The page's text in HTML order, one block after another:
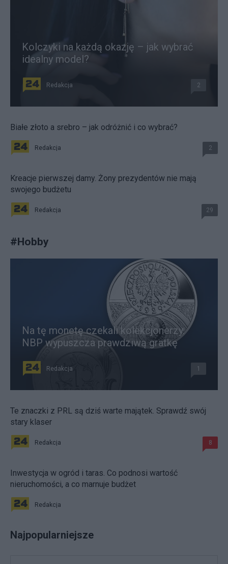
Kolczyki na każdą okazję – jak wybrać
idealny model?
Redakcja 2
Białe złoto a srebro – jak odróżnić i co wybrać?
Redakcja 2
Kreacje pierwszej damy. Żony prezydentów nie mają
swojego budżetu
Redakcja 29
#Hobby
Na tę monetę czekali kolekcjonerzy.
NBP wypuszcza prawdziwą gratkę
Redakcja 1
Te znaczki z PRL są dziś warte majątek. Sprawdź swój
stary klaser
Redakcja 8
Inwestycja w ogród i taras. Co podnosi wartość
nieruchomości, a co marnuje budżet
Redakcja
Najpopularniejsze